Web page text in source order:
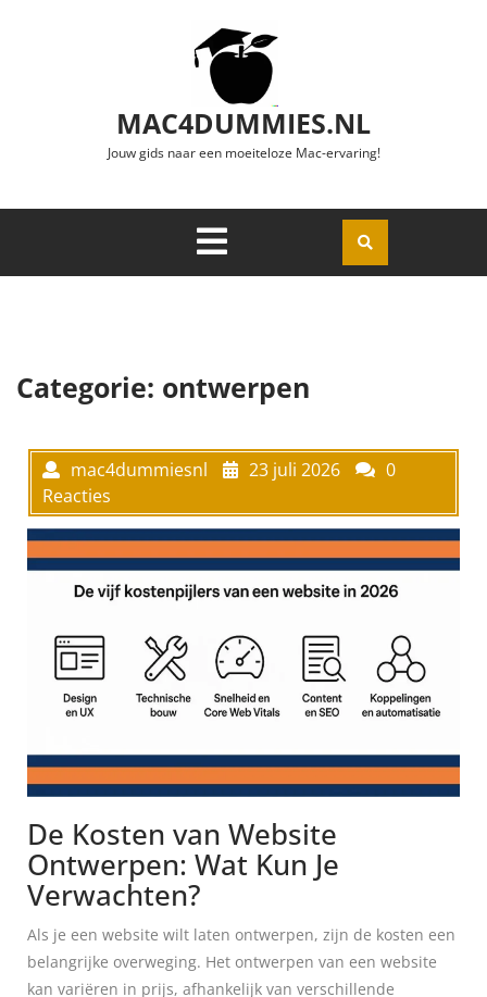
MAC4DUMMIES.NL
Jouw gids naar een moeiteloze Mac-ervaring!
Openen
Categorie: ontwerpen
mac4dummiesnl 23 juli 2026
0
Reacties
De Kosten van Website
Ontwerpen: Wat Kun Je
Verwachten?
Als je een website wilt laten ontwerpen, zijn de kosten een
belangrijke overweging. Het ontwerpen van een website
kan variëren in prijs, afhankelijk van verschillende